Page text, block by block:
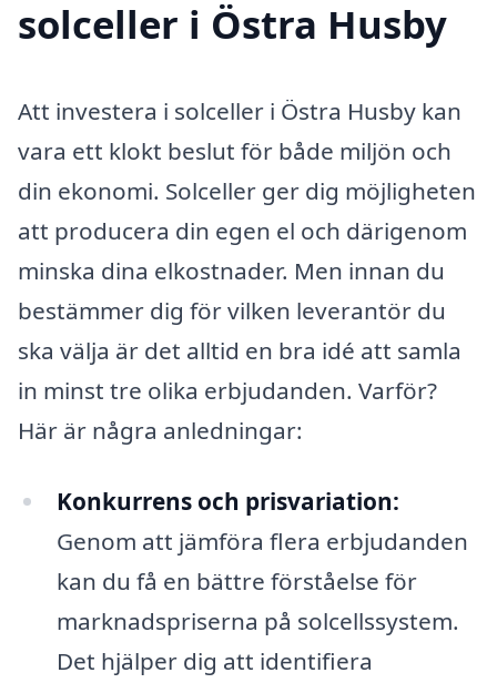
solceller i Östra Husby
Att investera i solceller i Östra Husby kan
vara ett klokt beslut för både miljön och
din ekonomi. Solceller ger dig möjligheten
att producera din egen el och därigenom
minska dina elkostnader. Men innan du
bestämmer dig för vilken leverantör du
ska välja är det alltid en bra idé att samla
in minst tre olika erbjudanden. Varför?
Här är några anledningar:
Konkurrens och prisvariation:
Genom att jämföra flera erbjudanden
kan du få en bättre förståelse för
marknadspriserna på solcellssystem.
Det hjälper dig att identifiera